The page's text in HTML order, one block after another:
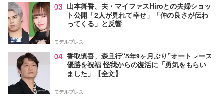
03 山本舞香、夫・マイファスHiroとの夫婦ショッ
ト公開「2人が見れて幸せ」「仲の良さが伝わ
ってくる」と反響
モデルプレス
04 香取慎吾、森且行“5年9ヶ月ぶり”オートレース
優勝を祝福 怪我からの復活に「勇気をもらい
ました」【全文】
モデルプレス